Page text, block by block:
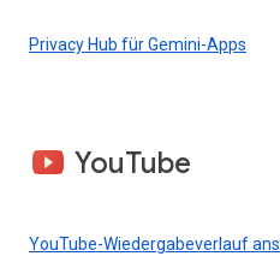
Privacy Hub für Gemini-Apps
YouTube
YouTube-Wiedergabeverlauf